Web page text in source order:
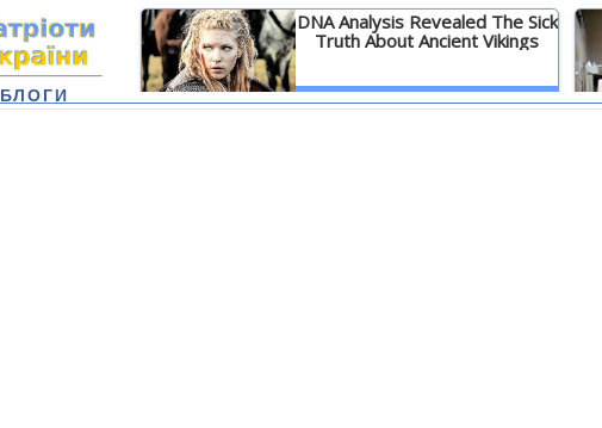
DNA Analysis Revealed The Sick
Truth About Ancient Vikings
Детальніше
БЛОГИ